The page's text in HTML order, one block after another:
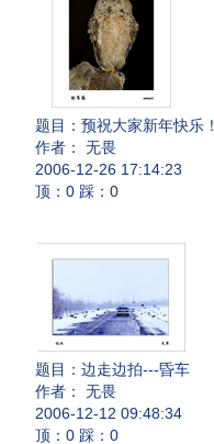
题目： 预祝大家新年快乐！
作者： 无畏
2006-12-26 17:14:23
顶：0 踩：0
题目： 边走边拍---昏车
作者： 无畏
2006-12-12 09:48:34
顶：0 踩：0